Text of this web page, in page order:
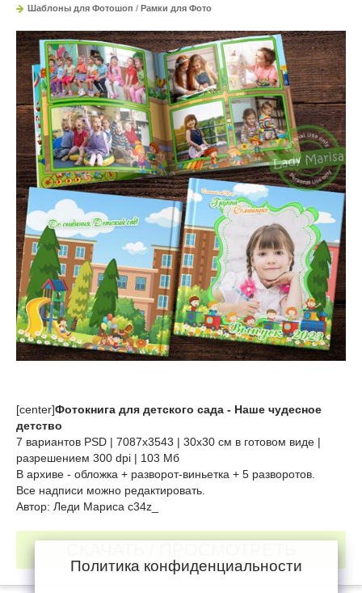
Шаблоны для Фотошоп / Рамки для Фото
[center]Фотокнига для детского сада - Наше чудесное
детство
7 вариантов PSD | 7087х3543 | 30х30 см в готовом виде |
разрешением 300 dpi | 103 Мб
В архиве - обложка + разворот-виньетка + 5 разворотов.
Все надписи можно редактировать.
Автор: Леди Мариса c34z_
Политика конфиденциальности